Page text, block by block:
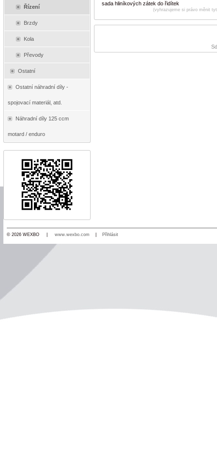
Řízení
Brzdy
Kola
Převody
Ostatní
Ostatní náhradní díly -
spojovací materiál, atd.
Náhradní díly 125 ccm
motard / enduro
sada hliníkových zátek do řidítek
(vyhrazujeme si právo měnit
© 2026 WEXBO | www.wexbo.com Přihlásit